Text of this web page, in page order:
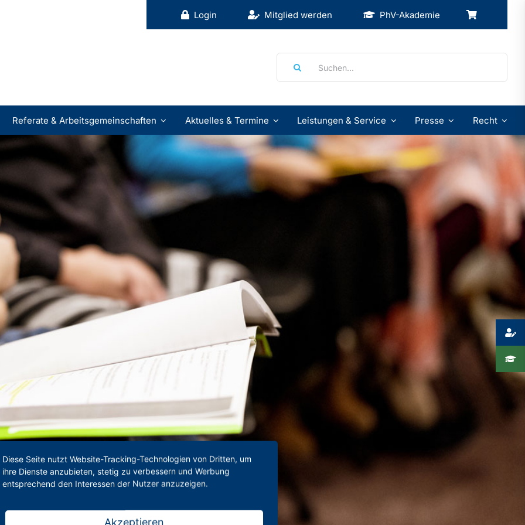
Login Mitglied werden PhV-Akademie
Referate & Arbeitsgemeinschaften Aktuelles & Termine Leistungen & Service Presse Recht
Diese Seite nutzt Website-Tracking-Technologien von Dritten, um
ihre Dienste anzubieten, stetig zu verbessern und Werbung
entsprechend den Interessen der Nutzer anzuzeigen.
Akzeptieren